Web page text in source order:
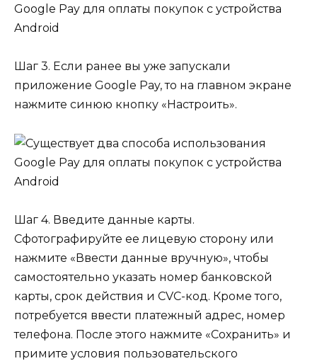
Шаг 3. Если ранее вы уже запускали
приложение Google Pay, то на главном экране
нажмите синюю кнопку «Настроить».
Шаг 4. Введите данные карты.
Сфотографируйте ее лицевую сторону или
нажмите «Ввести данные вручную», чтобы
самостоятельно указать номер банковской
карты, срок действия и CVC-код. Кроме того,
потребуется ввести платежный адрес, номер
телефона. После этого нажмите «Сохранить» и
примите условия пользовательского